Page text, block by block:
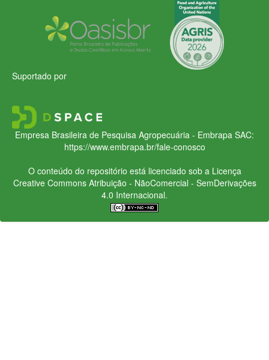
Suportado por
Empresa Brasileira de Pesquisa Agropecuária - Embrapa SAC:
https://www.embrapa.br/fale-conosco
O conteúdo do repositório está licenciado sob a Licença
Creative CommonsAtribuição - NãoComercial - SemDerivações
4.0 Internacional.